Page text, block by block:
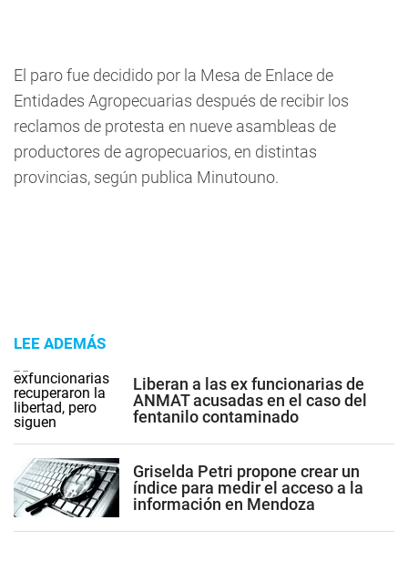
El paro fue decidido por la Mesa de Enlace de
Entidades Agropecuarias después de recibir los
reclamos de protesta en nueve asambleas de
productores de agropecuarios, en distintas
provincias, según publica Minutouno.
LEE ADEMÁS
Liberan a las ex funcionarias de
ANMAT acusadas en el caso del
fentanilo contaminado
Griselda Petri propone crear un
índice para medir el acceso a la
información en Mendoza